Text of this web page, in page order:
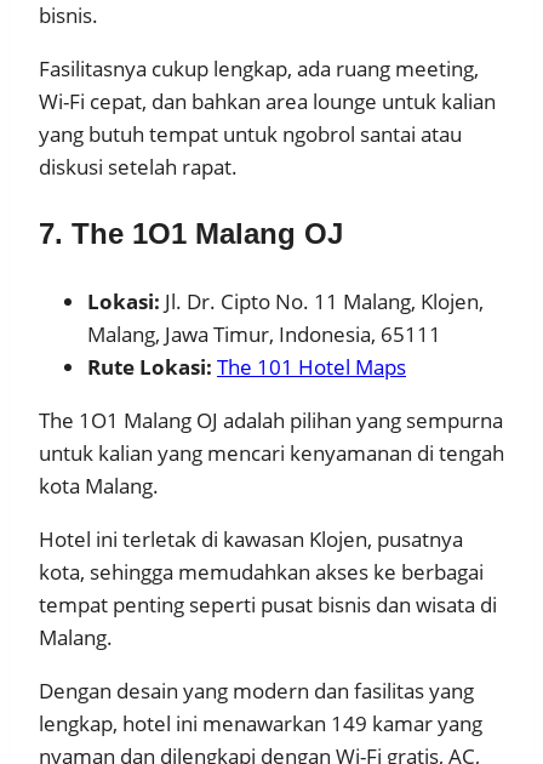
bisnis.
Fasilitasnya cukup lengkap, ada ruang meeting,
Wi-Fi cepat, dan bahkan area lounge untuk kalian
yang butuh tempat untuk ngobrol santai atau
diskusi setelah rapat.
7. The 1O1 Malang OJ
Lokasi: Jl. Dr. Cipto No. 11 Malang, Klojen,
Malang, Jawa Timur, Indonesia, 65111
Rute Lokasi: The 101 Hotel Maps
The 1O1 Malang OJ adalah pilihan yang sempurna
untuk kalian yang mencari kenyamanan di tengah
kota Malang.
Hotel ini terletak di kawasan Klojen, pusatnya
kota, sehingga memudahkan akses ke berbagai
tempat penting seperti pusat bisnis dan wisata di
Malang.
Dengan desain yang modern dan fasilitas yang
lengkap, hotel ini menawarkan 149 kamar yang
nyaman dan dilengkapi dengan Wi-Fi gratis, AC,